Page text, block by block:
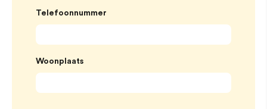
Telefoonnummer
Woonplaats